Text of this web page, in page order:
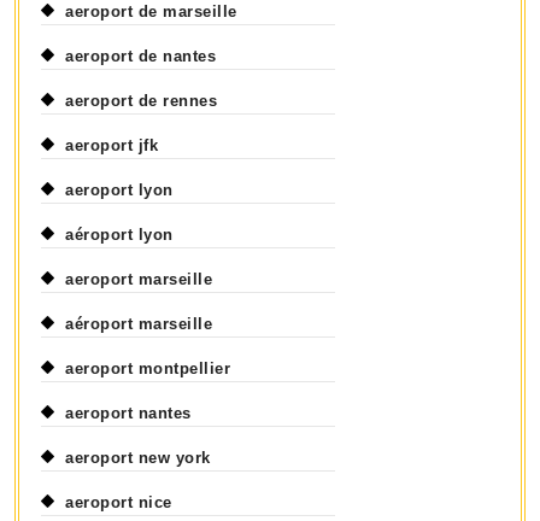
aeroport de marseille
aeroport de nantes
aeroport de rennes
aeroport jfk
aeroport lyon
aéroport lyon
aeroport marseille
aéroport marseille
aeroport montpellier
aeroport nantes
aeroport new york
aeroport nice